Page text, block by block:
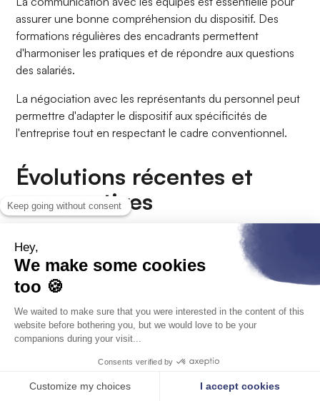
assurer une bonne compréhension du dispositif. Des
formations régulières des encadrants permettent
d'harmoniser les pratiques et de répondre aux questions
des salariés.
La négociation avec les représentants du personnel peut
permettre d'adapter le dispositif aux spécificités de
l'entreprise tout en respectant le cadre conventionnel.
Évolutions récentes et
perspectives
Le secteur du BTP évolue constamment, et les modalités
d'indemnisation des déplacements s'adaptent à ces
changements. La digitalisation des processus facilite la
gestion administrative et améliore le suivi des indemnités.
Les nouvelles modalités de travail, accélérées par la crise
sanitaire, interrogent sur l'évolution des pratiques de
mobilité. Si le télétravail reste marginal dans le BTP,
certaines fonctions support peuvent en bénéficier,
modifiant les besoins de déplacement.